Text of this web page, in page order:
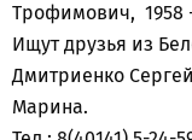
Трофимович, 1958 -
Ищут друзья из
Дмитриенко
Марина.